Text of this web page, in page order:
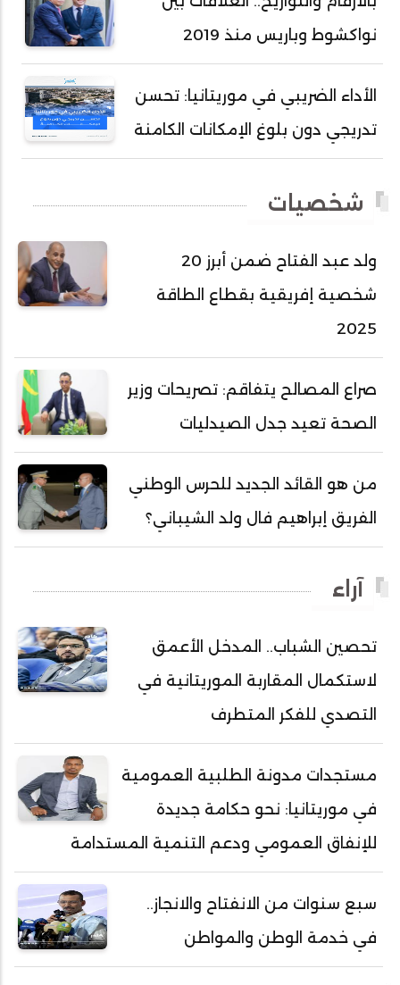
أحمد سالم ولد بكار
أحمد سيد أحمد أج
أحمد طالب ولد محمد
أحمد عبد الله أحمد مسكه
أحمد محفوظ حسني
أحمد محمد عبدالرحمن أمين
أحمد محمود محمد المامي النيسان
أحمد هارون الشيخ سيديا
أحمد ولد آبه
أحمد ولد الديه
أحمد ولد السالك
أحمد ولد باهيه
أحمد ولد داداه
أحمد ولد علال
أحمد ولد محمد ديدي
أحمد ولد محمدو
أحمد ولد نافع
أحمد ولد يحيى
أحمدا كلي
أحمدسالم ولد العربي
أحمدنا ولد سيد أب
أحمدو ولد أبوه
نواكشوط وباريس منذ 2019
الأداء الضريبي في موريتانيا: تحسن
تدريجي دون بلوغ الإمكانات الكامنة
شخصيات
ولد عبد الفتاح ضمن أبرز 20
شخصية إفريقية بقطاع الطاقة
2025
صراع المصالح يتفاقم: تصريحات وزير
الصحة تعيد جدل الصيدليات
من هو القائد الجديد للحرس الوطني
الفريق إبراهيم فال ولد الشيباني؟
آراء
تحصين الشباب.. المدخل الأعمق
لاستكمال المقاربة الموريتانية في
التصدي للفكر المتطرف
مستجدات مدونة الطلبية العمومية
في موريتانيا: نحو حكامة جديدة
للإنفاق العمومي ودعم التنمية المستدامة
سبع سنوات من الانفتاح والانجاز..
في خدمة الوطن والمواطن